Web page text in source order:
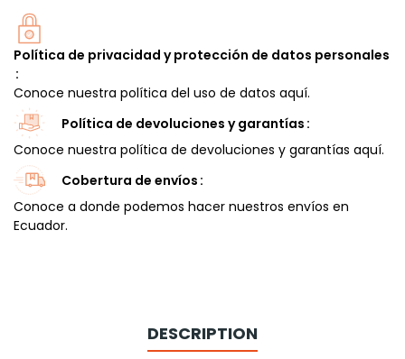
Política de privacidad y protección de datos personales
Conoce nuestra política del uso de datos aquí.
Política de devoluciones y garantías
Conoce nuestra política de devoluciones y garantías aquí.
Cobertura de envíos
Conoce a donde podemos hacer nuestros envíos en
Ecuador.
DESCRIPTION